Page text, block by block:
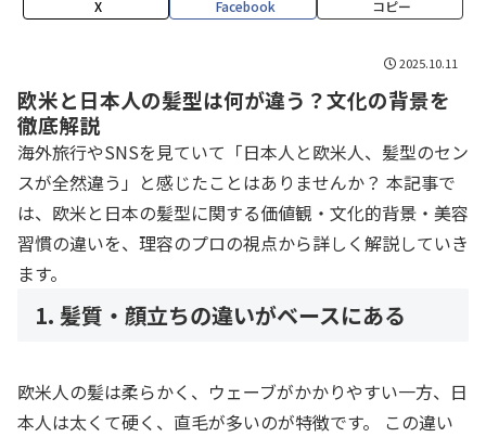
X Facebook コピー
2025.10.11
欧米と日本人の髪型は何が違う？文化の背景を
徹底解説
海外旅行やSNSを見ていて「日本人と欧米人、髪型のセン
スが全然違う」と感じたことはありませんか？ 本記事で
は、欧米と日本の髪型に関する価値観・文化的背景・美容
習慣の違いを、理容のプロの視点から詳しく解説していき
ます。
1. 髪質・顔立ちの違いがベースにある
欧米人の髪は柔らかく、ウェーブがかかりやすい一方、日
本人は太くて硬く、直毛が多いのが特徴です。 この違い